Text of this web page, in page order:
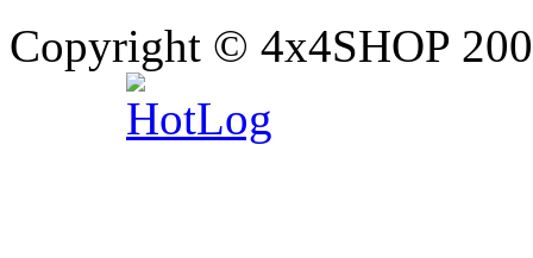
Copyright © 4x4SHOP